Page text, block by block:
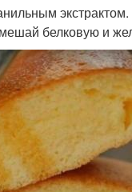
белковую и